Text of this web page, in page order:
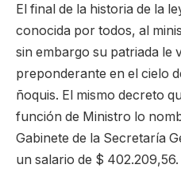
El final de la historia de la
conocida por todos, al
sin embargo su patriada le
preponderante en el cielo
ñoquis. El mismo decreto
función de Ministro lo
Gabinete de la Secretaría
un salario de $ 402.209,56.